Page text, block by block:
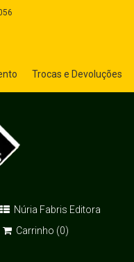
Trocas e Devoluções
Núria Fabris Editora
Carrinho (0)